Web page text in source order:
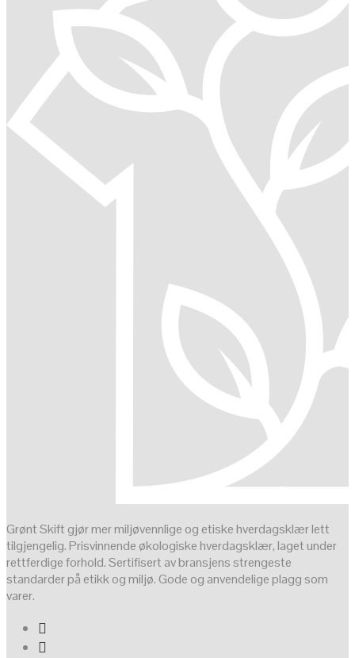
Grønt Skift gjør mer miljøvennlige og etiske hverdagsklær lett
tilgjengelig. Prisvinnende økologiske hverdagsklær, laget under
rettferdige forhold. Sertifisert av bransjens strengeste
standarder på etikk og miljø. Gode og anvendelige plagg som
varer.